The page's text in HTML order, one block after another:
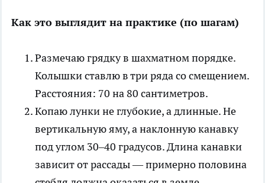
Как это выглядит на практике (по шагам)
Размечаю грядку в шахматном порядке.
Колышки ставлю в три ряда со смещением.
Расстояния: 70 на 80 сантиметров.
Копаю лунки не глубокие, а длинные. Не
вертикальную яму, а наклонную канавку
под углом 30–40 градусов. Длина канавки
зависит от рассады — примерно половина